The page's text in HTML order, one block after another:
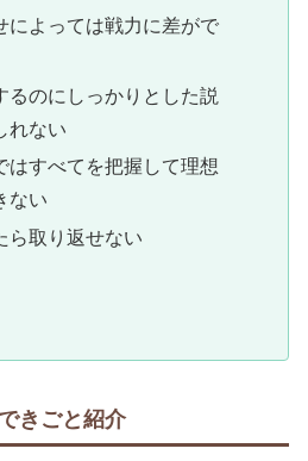
によっては戦力に差がで
るのにしっかりとした説
れない
はすべてを把握して理想
ない
ら取り返せない
きごと紹介